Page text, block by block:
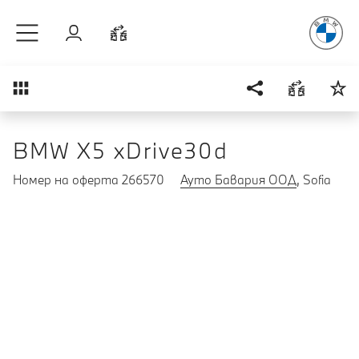
Вход
Преглед
BMW X5 xDrive30d
Номер на оферта 266570 Ауто Бавария ООД, Sofia